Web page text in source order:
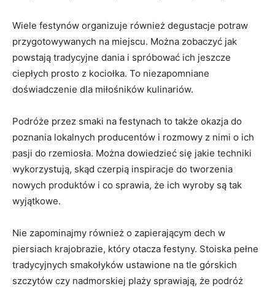
Wiele festynów organizuje również degustacje potraw
przygotowywanych na miejscu. ​Można zobaczyć jak
powstają tradycyjne dania i spróbować ich jeszcze
ciepłych prosto ‍z kociołka. ⁤To niezapomniane
doświadczenie dla miłośników kulinariów.
Podróże przez ‍smaki na⁤ festynach to także⁣ okazja do
poznania lokalnych producentów ‍i rozmowy z nimi ⁤o ich
pasji do rzemiosła. Można dowiedzieć się jakie techniki
wykorzystują, ⁢skąd czerpią inspiracje do tworzenia
nowych produktów i ⁢co sprawia, że ich wyroby są tak ​
wyjątkowe.
Nie zapominajmy ⁣również o zapierającym ⁢dech w
piersiach krajobrazie, który otacza festyny. Stoiska pełne
tradycyjnych smakołyków ‍ustawione ‌na tle górskich
szczytów czy nadmorskiej plaży sprawiają, że podróż